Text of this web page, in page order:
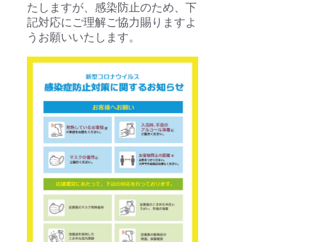
たしますが、感染防止のため、下
記対応にご理解ご協力賜りますよ
うお願いいたします。